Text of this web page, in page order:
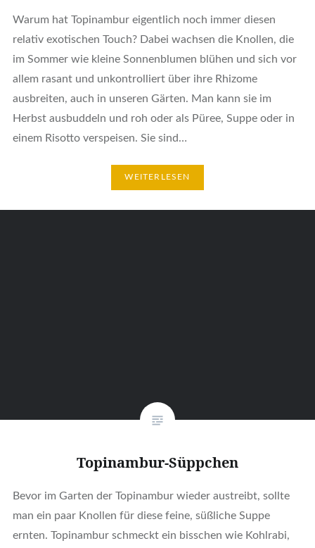
Warum hat Topinambur eigentlich noch immer diesen
relativ exotischen Touch? Dabei wachsen die Knollen, die
im Sommer wie kleine Sonnenblumen blühen und sich vor
allem rasant und unkontrolliert über ihre Rhizome
ausbreiten, auch in unseren Gärten. Man kann sie im
Herbst ausbuddeln und roh oder als Püree, Suppe oder in
einem Risotto verspeisen. Sie sind…
WEITERLESEN
Topinambur-Süppchen
Bevor im Garten der Topinambur wieder austreibt, sollte
man ein paar Knollen für diese feine, süßliche Suppe
ernten. Topinambur schmeckt ein bisschen wie Kohlrabi,